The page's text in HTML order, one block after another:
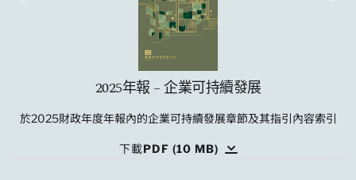
2025年報 – 企業可持續發展
於2025財政年度年報內的企業可持續發展章節及其指引內容索引
下載PDF (10 MB)